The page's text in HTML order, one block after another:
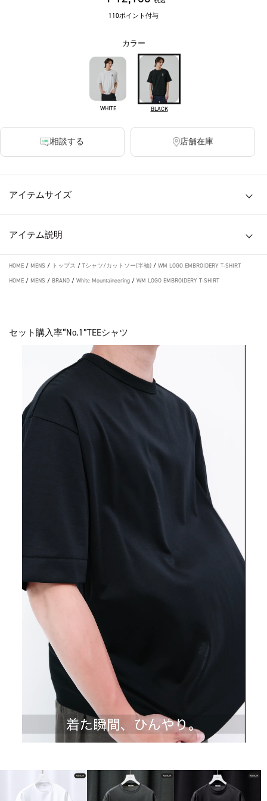
110ポイント付与
カラー
WHITE BLACK
相談する 店舗在庫
アイテムサイズ
アイテム説明
HOME / MENS / トップス / Tシャツ/カットソー(半袖) / WM LOGO EMBROIDERY T-SHIRT
HOME / MENS / BRAND / White Mountaineering / WM LOGO EMBROIDERY T-SHIRT
セット購入率“No.1”TEEシャツ